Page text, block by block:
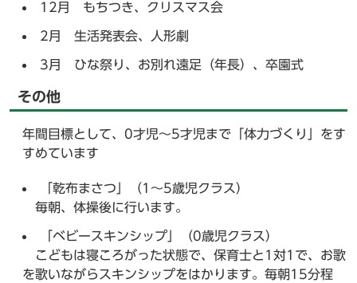
12月 もちつき、クリスマス会
2月 生活発表会、人形劇
3月 ひな祭り、お別れ遠足（年長）、卒園式
その他
年間目標として、0才児～5才児まで「体力づくり」をす
すめています
「乾布まさつ」（1～5歳児クラス）
毎朝、体操後に行います。
「ベビースキンシップ」（0歳児クラス）
こどもは寝ころがった状態で、保育士と1対1で、お歌
を歌いながらスキンシップをはかります。毎朝15分程